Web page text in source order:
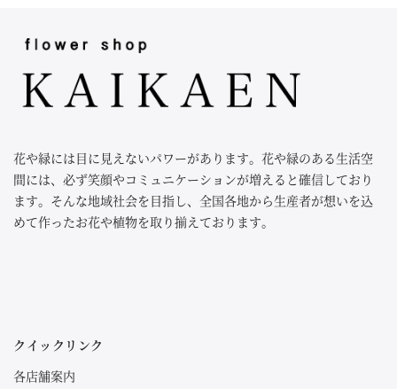
花や緑には目に見えないパワーがあります。花や緑のある生活空
間には、必ず笑顔やコミュニケーションが増えると確信しており
ます。そんな地域社会を目指し、全国各地から生産者が想いを込
めて作ったお花や植物を取り揃えております。
クイックリンク
各店舗案内